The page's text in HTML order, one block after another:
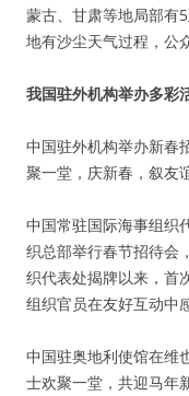
蒙古、甘肃等地局部有
地有沙尘天气过程，公
我国驻外机构举办多彩
中国驻外机构举办新春
聚一堂，庆新春，叙友
中国常驻国际海事组织
织总部举行春节招待会
织代表处揭牌以来，首
组织官员在友好互动中
中国驻奥地利使馆在维
士欢聚一堂，共迎马年